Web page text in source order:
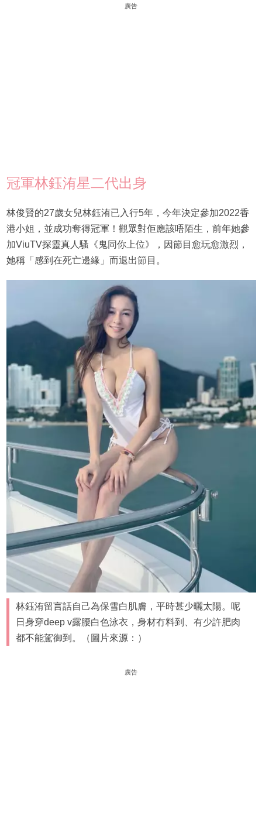
廣告
冠軍林鈺洧星二代出身
林俊賢的27歲女兒林鈺洧已入行5年，今年決定參加2022香
港小姐，並成功奪得冠軍！觀眾對佢應該唔陌生，前年她參
加ViuTV探靈真人騷《鬼同你上位》，因節目愈玩愈激烈，
她稱「感到在死亡邊緣」而退出節目。
林鈺洧留言話自己為保雪白肌膚，平時甚少曬太陽。呢
日身穿deep v露腰白色泳衣，身材冇料到、有少許肥肉
都不能駕御到。（圖片來源：）
廣告